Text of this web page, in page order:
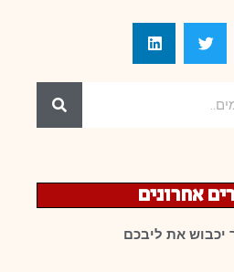
אחרונים
יכבוש את ליבכם